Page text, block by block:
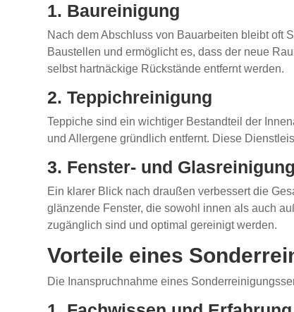
1. Baureinigung
Nach dem Abschluss von Bauarbeiten bleibt oft
Baustellen und ermöglicht es, dass der neue
selbst hartnäckige Rückstände entfernt werden.
2. Teppichreinigung
Teppiche sind ein wichtiger Bestandteil der
und Allergene gründlich entfernt. Diese
3. Fenster- und Glasreinigung
Ein klarer Blick nach draußen verbessert die
glänzende Fenster, die sowohl innen als auch
zugänglich sind und optimal gereinigt werden.
Vorteile eines
Die Inanspruchnahme eines